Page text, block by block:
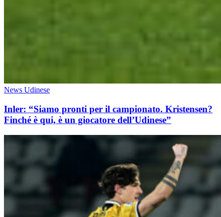
News Udinese
Inler: “Siamo pronti per il campionato. Kristensen?
Finché è qui, è un giocatore dell’Udinese”